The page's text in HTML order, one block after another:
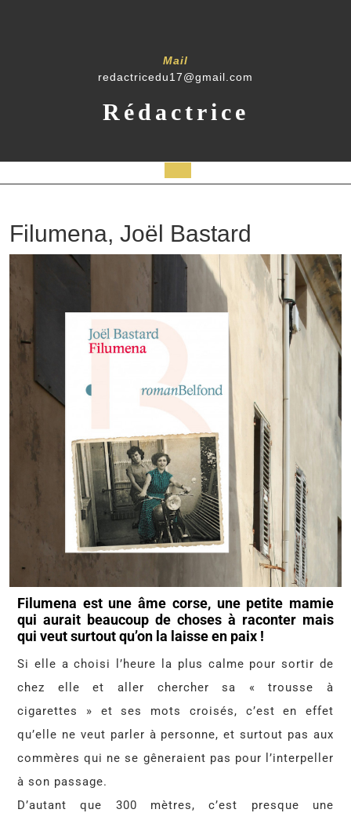
Mail
redactricedu17@gmail.com
Rédactrice
Filumena, Joël Bastard
Filumena est une âme corse, une petite mamie
qui aurait beaucoup de choses à raconter mais
qui veut surtout qu’on la laisse en paix !
Si elle a choisi l’heure la plus calme pour sortir de
chez elle et aller chercher sa « trousse à
cigarettes » et ses mots croisés, c’est en effet
qu’elle ne veut parler à personne, et surtout pas aux
commères qui ne se gêneraient pas pour l’interpeller
à son passage.
D’autant que 300 mètres, c’est presque une